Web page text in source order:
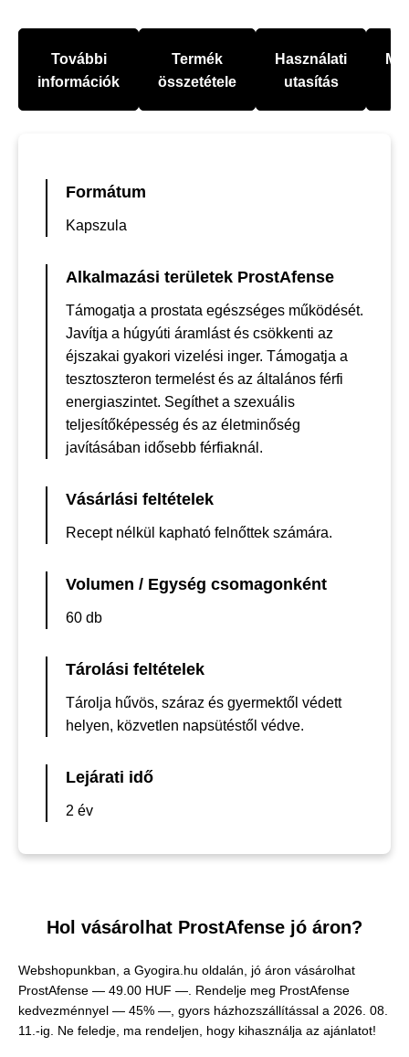
További
információk
Termék
összetétele
Használati
utasítás
Formátum
Kapszula
Alkalmazási területek ProstAfense
Támogatja a prostata egészséges működését.
Javítja a húgyúti áramlást és csökkenti az
éjszakai gyakori vizelési inger. Támogatja a
tesztoszteron termelést és az általános férfi
energiaszintet. Segíthet a szexuális
teljesítőképesség és az életminőség
javításában idősebb férfiaknál.
Vásárlási feltételek
Recept nélkül kapható felnőttek számára.
Volumen / Egység csomagonként
60 db
Tárolási feltételek
Tárolja hűvös, száraz és gyermektől védett
helyen, közvetlen napsütéstől védve.
Lejárati idő
2 év
Hol vásárolhat ProstAfense jó áron?
Webshopunkban, a Gyogira.hu oldalán, jó áron vásárolhat
ProstAfense — 49.00 HUF — . Rendelje meg ProstAfense
kedvezménnyel — 45% —, gyors házhozszállítással a 2026. 08.
11.-ig. Ne feledje, ma rendeljen, hogy kihasználja az ajánlatot!